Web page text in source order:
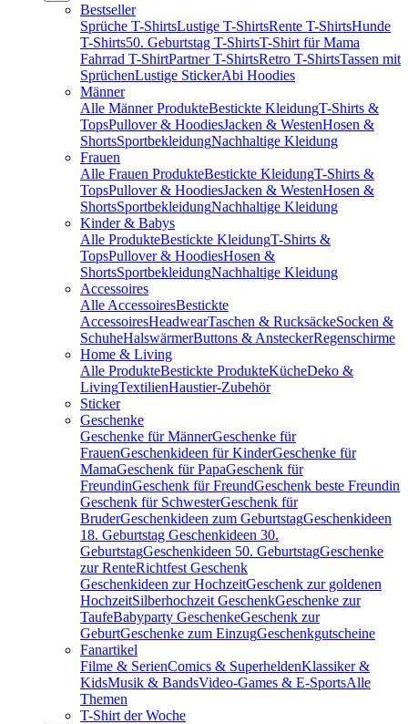
Bestseller
Sprüche T-ShirtsLustige T-ShirtsRente T-ShirtsHunde
T-Shirts50. Geburtstag T-ShirtsT-Shirt für Mama
Fahrrad T-ShirtPartner T-ShirtsRetro T-ShirtsTassen mit
SprüchenLustige StickerAbi Hoodies
Männer
Alle Männer ProdukteBestickte KleidungT-Shirts &
TopsPullover & HoodiesJacken & WestenHosen &
ShortsSportbekleidungNachhaltige Kleidung
Frauen
Alle Frauen ProdukteBestickte KleidungT-Shirts &
TopsPullover & HoodiesJacken & WestenHosen &
ShortsSportbekleidungNachhaltige Kleidung
Kinder & Babys
Alle ProdukteBestickte KleidungT-Shirts &
TopsPullover & HoodiesHosen &
ShortsSportbekleidungNachhaltige Kleidung
Accessoires
Alle AccessoiresBestickte
AccessoiresHeadwearTaschen & RucksäckeSocken &
SchuheHalswärmerButtons & AnsteckerRegenschirme
Home & Living
Alle ProdukteBestickte ProdukteKücheDeko &
LivingTextilienHaustier-Zubehör
Sticker
Geschenke
Geschenke für MännerGeschenke für
FrauenGeschenkideen für KinderGeschenke für
MamaGeschenk für PapaGeschenk für
FreundinGeschenk für FreundGeschenk beste Freundin
Geschenk für SchwesterGeschenk für
BruderGeschenkideen zum GeburtstagGeschenkideen
18. Geburtstag Geschenkideen 30.
GeburtstagGeschenkideen 50. GeburtstagGeschenke
zur RenteRichtfest Geschenk
Geschenkideen zur HochzeitGeschenk zur goldenen
HochzeitSilberhochzeit GeschenkGeschenke zur
TaufeBabyparty GeschenkeGeschenk zur
GeburtGeschenke zum EinzugGeschenkgutscheine
Fanartikel
Filme & SerienComics & SuperheldenKlassiker &
KidsMusik & BandsVideo-Games & E-SportsAlle
Themen
T-Shirt der Woche